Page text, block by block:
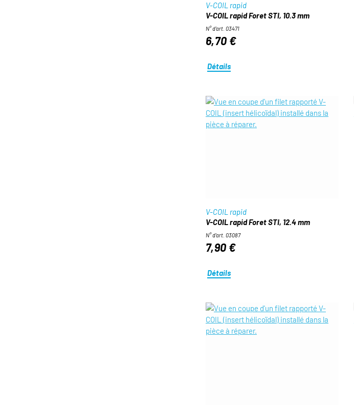
V-COIL rapid
V-COIL rapid Foret STI, 10.3 mm
N° d'art. 03471
6,70 €
Détails
V-COIL rapid
V-COIL rapid Foret STI, 12.4 mm
N° d'art. 03087
7,90 €
Détails